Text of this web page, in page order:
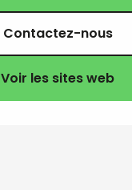
Contactez-nous
Voir les sites web